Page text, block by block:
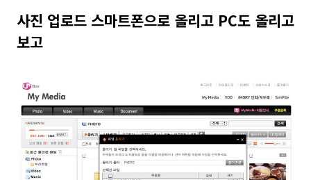
사진 업로드 스마트폰으로 올리고 PC도 올리고
보고